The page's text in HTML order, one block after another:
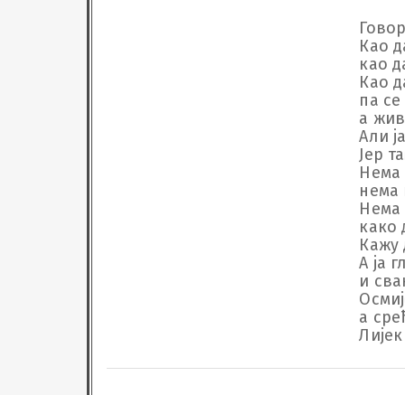
Као
као
Као
па
а
Али
Јер тамо гд‌је је
Нема
нема
Нема
како
Кажу
А ја
и
Осмијех
а